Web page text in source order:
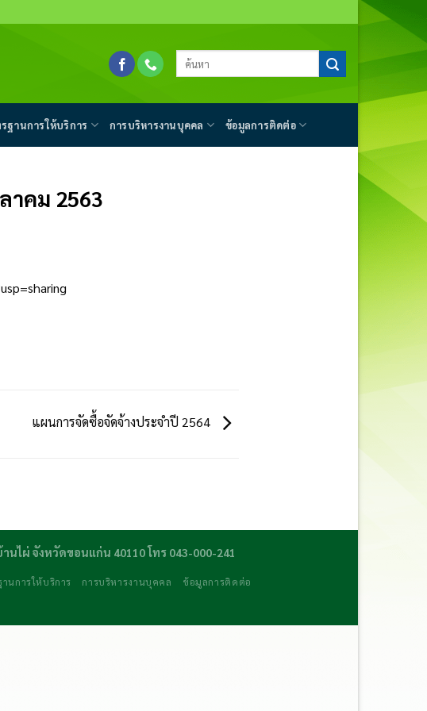
ฐานการให้บริการ การบริหารงานบุคคล ข้อมูลการติดต่อ
าคม 2563
แผนการจัดซื้อจัดจ้างประจำปี 2564
ไผ่ จังหวัดขอนแก่น 40110 โทร 043-000-241
นการให้บริการ การบริหารงานบุคคล ข้อมูลการติดต่อ